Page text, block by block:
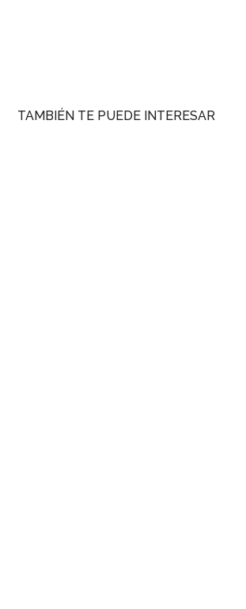
TAMBIÉN TE PUEDE INTERESAR